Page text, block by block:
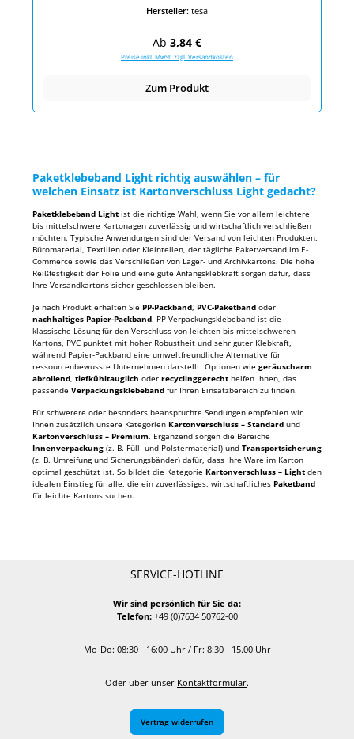
Hersteller: tesa
Regulärer Preis:
Ab 3,84 €
Preise inkl. MwSt. zzgl. Versandkosten
Zum Produkt
Paketklebeband Light richtig auswählen – für
welchen Einsatz ist Kartonverschluss Light gedacht?
Paketklebeband Light ist die richtige Wahl, wenn Sie vor allem leichtere
bis mittelschwere Kartonagen zuverlässig und wirtschaftlich verschließen
möchten. Typische Anwendungen sind der Versand von leichten Produkten,
Büromaterial, Textilien oder Kleinteilen, der tägliche Paketversand im E-
Commerce sowie das Verschließen von Lager- und Archivkartons. Die hohe
Reißfestigkeit der Folie und eine gute Anfangsklebkraft sorgen dafür, dass
Ihre Versandkartons sicher geschlossen bleiben.
Je nach Produkt erhalten Sie PP-Packband, PVC-Paketband oder
nachhaltiges Papier-Packband. PP-Verpackungsklebeband ist die
klassische Lösung für den Verschluss von leichten bis mittelschweren
Kartons, PVC punktet mit hoher Robustheit und sehr guter Klebkraft,
während Papier-Packband eine umweltfreundliche Alternative für
ressourcenbewusste Unternehmen darstellt. Optionen wie geräuscharm
abrollend, tiefkühltauglich oder recyclinggerecht helfen Ihnen, das
passende Verpackungsklebeband für Ihren Einsatzbereich zu finden.
Für schwerere oder besonders beanspruchte Sendungen empfehlen wir
Ihnen zusätzlich unsere Kategorien Kartonverschluss – Standard und
Kartonverschluss – Premium. Ergänzend sorgen die Bereiche
Innenverpackung (z. B. Füll- und Polstermaterial) und Transportsicherung
(z. B. Umreifung und Sicherungsbänder) dafür, dass Ihre Ware im Karton
optimal geschützt ist. So bildet die Kategorie Kartonverschluss – Light den
idealen Einstieg für alle, die ein zuverlässiges, wirtschaftliches Paketband
für leichte Kartons suchen.
SERVICE-HOTLINE
Wir sind persönlich für Sie da:
Telefon:+49 (0)7634 50762-00
Mo-Do: 08:30 - 16:00 Uhr / Fr: 8:30 - 15.00 Uhr
Oder über unser Kontaktformular.
Vertrag widerrufen